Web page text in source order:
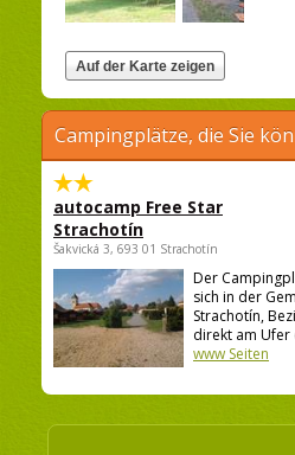
Campingplätze, die Sie
autocamp Free Star
Strachotín
Šakvická 3, 693 01 Strachotín
Der
sich in der
Strachotín,
direkt am Ufer
www Seiten